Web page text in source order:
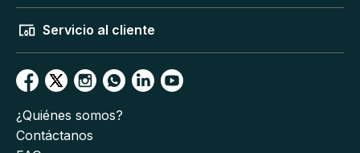
Servicio al cliente
¿Quiénes somos?
Contáctanos